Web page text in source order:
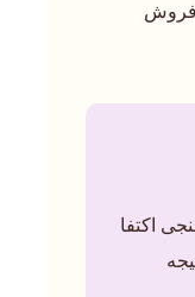
فروش
اکتفا